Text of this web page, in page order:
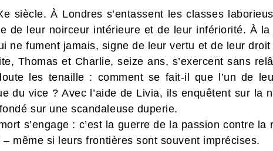
siècle. À Londres s’entassent les classes
de leur noirceur intérieure et de leur infériorité. À
ne fument jamais, signe de leur vertu et de leur droit
Thomas et Charlie, seize ans, s’exercent sans
les tenaille : comment se fait-il que l’un de
du vice ? Avec l’aide de Livia, ils enquêtent sur la
sur une scandaleuse duperie.
s’engage : c’est la guerre de la passion contre
– même si leurs frontières sont souvent imprécises.